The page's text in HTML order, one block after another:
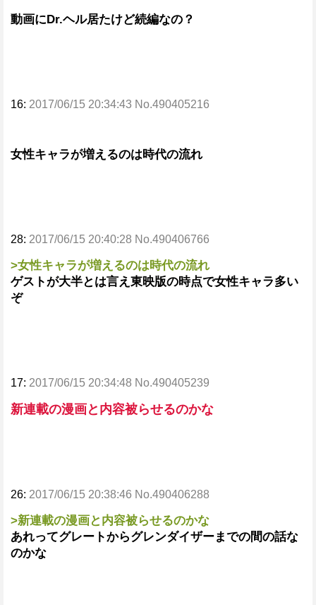
動画にDr.ヘル居たけど続編なの？
16: 2017/06/15 20:34:43 No.490405216
女性キャラが増えるのは時代の流れ
28: 2017/06/15 20:40:28 No.490406766
>女性キャラが増えるのは時代の流れ
ゲストが大半とは言え東映版の時点で女性キャラ多い
ぞ
17: 2017/06/15 20:34:48 No.490405239
新連載の漫画と内容被らせるのかな
26: 2017/06/15 20:38:46 No.490406288
>新連載の漫画と内容被らせるのかな
あれってグレートからグレンダイザーまでの間の話な
のかな